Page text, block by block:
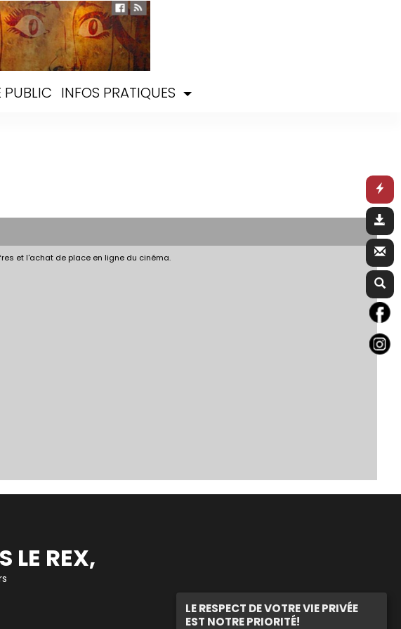
LE RESPECT DE VOTRE VIE PRIVÉE
EST NOTRE PRIORITÉ!
PUBLIC INFOS PRATIQUES
et l'achat de place en ligne du cinéma.
LE REX,